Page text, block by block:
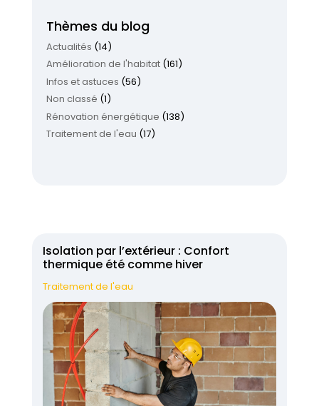
Thèmes du blog
Actualités (14)
Amélioration de l'habitat(161)
Infos et astuces (56)
Non classé (1)
Rénovation énergétique (138)
Traitement de l'eau (17)
Isolation par l’extérieur : Confort
thermique été comme hiver
Traitement de l'eau